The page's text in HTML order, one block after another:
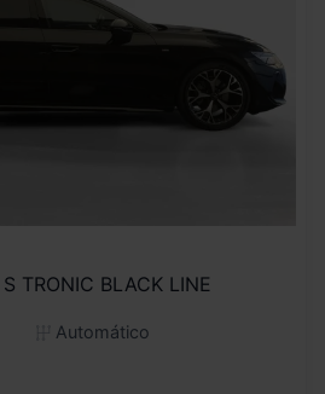
TRONIC BLACK LINE
Automático